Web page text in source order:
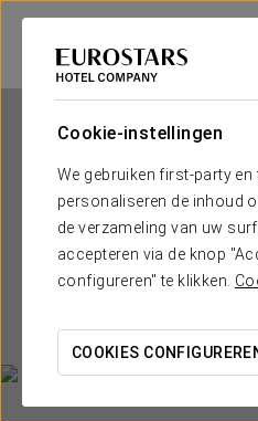
Cookie-instellingen
We gebruiken first-party
personaliseren de inhoud
de verzameling van uw
accepteren via de knop
configureren" te klikken.
COOKIES